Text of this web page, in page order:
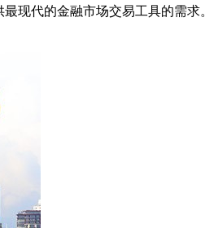
现代的金融市场交易工具的需求。